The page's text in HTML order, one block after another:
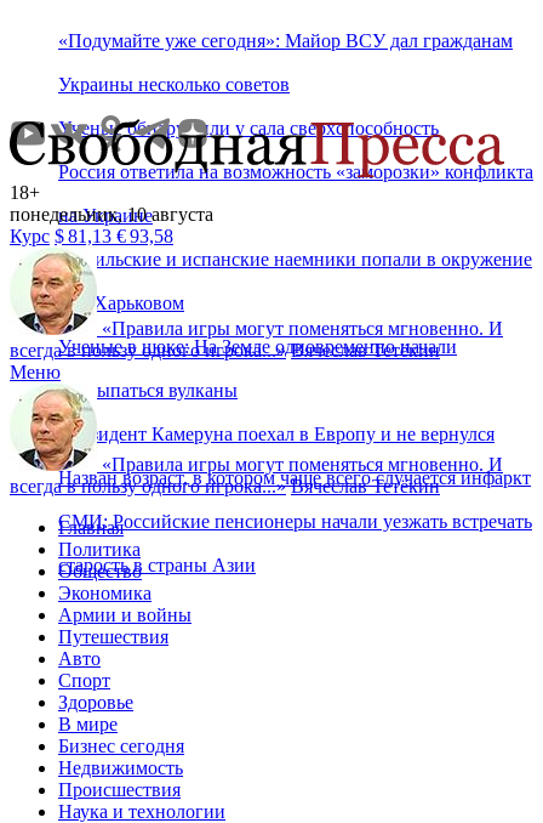
«Подумайте уже сегодня»: Майор ВСУ дал гражданам
Украины несколько советов
Ученые обнаружили у сала сверхспособность
Россия ответила на возможность «заморозки» конфликта
на Украине
Бразильские и испанские наемники попали в окружение
под Харьковом
Ученые в шоке: На Земле одновременно начали
просыпаться вулканы
Президент Камеруна поехал в Европу и не вернулся
Назван возраст, в котором чаще всего случается инфаркт
СМИ: Российские пенсионеры начали уезжать встречать
старость в страны Азии
18+
понедельник, 10 августа
Курс $81,13 €93,58
«Правила игры могут поменяться мгновенно. И
всегда в пользу одного игрока...» Вячеслав Тетёкин
Меню
«Правила игры могут поменяться мгновенно. И
всегда в пользу одного игрока...» Вячеслав Тетёкин
Главная
Политика
Общество
Экономика
Армии и войны
Путешествия
Авто
Спорт
Здоровье
В мире
Бизнес сегодня
Недвижимость
Происшествия
Наука и технологии